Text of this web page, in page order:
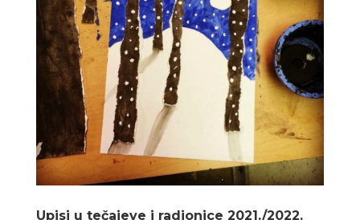
Upisi u tečajeve i radionice 2021./2022.